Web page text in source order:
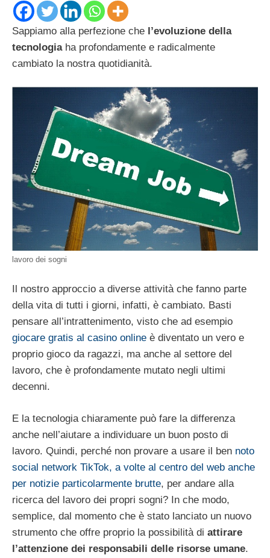
Sappiamo alla perfezione che l’evoluzione della
tecnologiaha profondamente e radicalmente
cambiato la nostra quotidianità.
lavoro dei sogni
Il nostro approccio a diverse attività che fanno parte
della vita di tutti i giorni, infatti, è cambiato. Basti
pensare all’intrattenimento, visto che ad esempio
giocare gratis al casino online è diventato un vero e
proprio gioco da ragazzi, ma anche al settore del
lavoro, che è profondamente mutato negli ultimi
decenni.
E la tecnologia chiaramente può fare la differenza
anche nell’aiutare a individuare un buon posto di
lavoro. Quindi, perché non provare a usare il ben noto
social network TikTok, a volte al centro del web anche
per notizie particolarmente brutte, per andare alla
ricerca del lavoro dei propri sogni? In che modo,
semplice, dal momento che è stato lanciato un nuovo
strumento che offre proprio la possibilità di attirare
l’attenzione dei responsabili delle risorse umane.